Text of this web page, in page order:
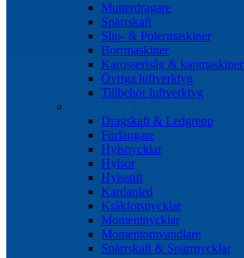
Mutterdragare
Spärrskaft
Slip- & Polermaskiner
Borrmaskiner
Karosserisåg & kapmaskiner
Övriga luftverktyg
Tillbehör luftverktyg
Dragskaft & Ledgrepp
Förlängare
Hylsnycklar
Hylsor
Hylsstift
Kardanled
Kråkfotsnycklar
Momentnycklar
Momentomvandlare
Spärrskaft & Spärrnycklar